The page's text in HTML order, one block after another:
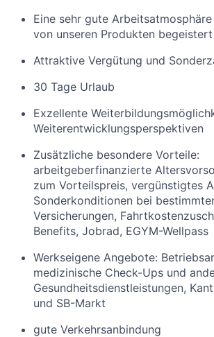
Eine sehr gute
von unseren Produkten
Attraktive Vergütung und
30 Tage Urlaub
Exzellente
Weiterentwicklungsperspektiven
Zusätzliche besondere Vorteile:
arbeitgeberfinanzierte
zum Vorteilspreis, vergünstigtes
Sonderkonditionen bei
Versicherungen,
Benefits, Jobrad, EGYM-Wellpass
Werkseigene Angebote:
medizinische Check-Ups und
Gesundheitsdienstleistungen,
und SB-Markt
gute Verkehrsanbindung